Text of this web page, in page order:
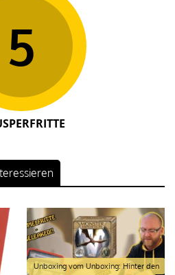
5
Unboxing vom Unboxing: Hinter den